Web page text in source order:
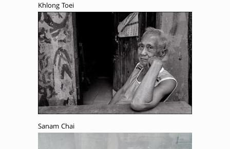
Khlong Toei
Sanam Chai